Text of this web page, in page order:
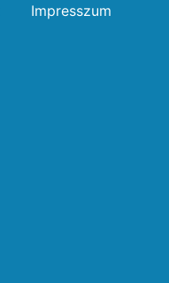
Impresszum